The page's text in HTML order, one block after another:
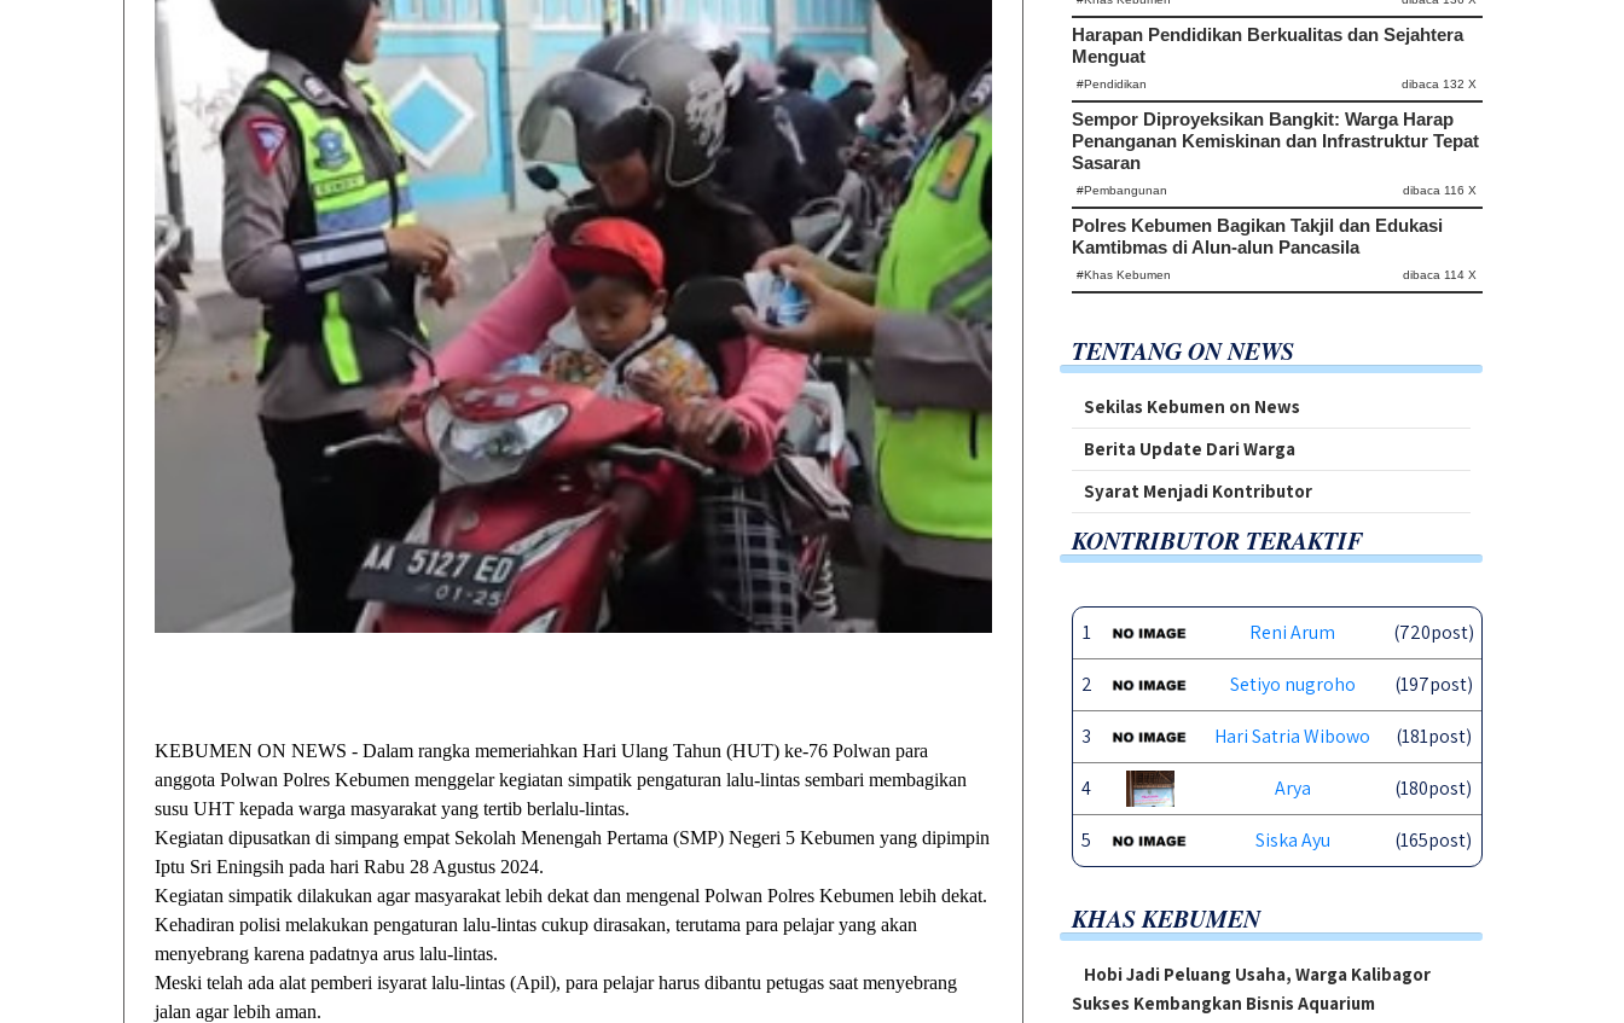
KEBUMEN ON NEWS - Dalam rangka memeriahkan Hari Ulang Tahun (HUT) ke-76 Polwan para
anggota Polwan Polres Kebumen menggelar kegiatan simpatik pengaturan lalu-lintas sembari membagikan
susu UHT kepada warga masyarakat yang tertib berlalu-lintas.
Kegiatan dipusatkan di simpang empat Sekolah Menengah Pertama (SMP) Negeri 5 Kebumen yang dipimpin
Iptu Sri Eningsih pada hari Rabu 28 Agustus 2024.
Kegiatan simpatik dilakukan agar masyarakat lebih dekat dan mengenal Polwan Polres Kebumen lebih dekat.
Kehadiran polisi melakukan pengaturan lalu-lintas cukup dirasakan, terutama para pelajar yang akan
menyebrang karena padatnya arus lalu-lintas.
Meski telah ada alat pemberi isyarat lalu-lintas (Apil), para pelajar harus dibantu petugas saat menyebrang
jalan agar lebih aman.
Harapan Pendidikan Berkualitas dan Sejahtera
Menguat
#Pendidikan dibaca 132 X
Sempor Diproyeksikan Bangkit: Warga Harap
Penanganan Kemiskinan dan Infrastruktur Tepat
Sasaran
#Pembangunan dibaca 116 X
Polres Kebumen Bagikan Takjil dan Edukasi
Kamtibmas di Alun-alun Pancasila
#Khas Kebumen dibaca 114 X
TENTANG ON NEWS
Sekilas Kebumen on News
Berita Update Dari Warga
Syarat Menjadi Kontributor
KONTRIBUTOR TERAKTIF
1 Reni Arum (720post)
2 Setiyo nugroho (197post)
3 Hari Satria Wibowo (181post)
4 Arya (180post)
5 Siska Ayu (165post)
KHAS KEBUMEN
Hobi Jadi Peluang Usaha, Warga Kalibagor
Sukses Kembangkan Bisnis Aquarium